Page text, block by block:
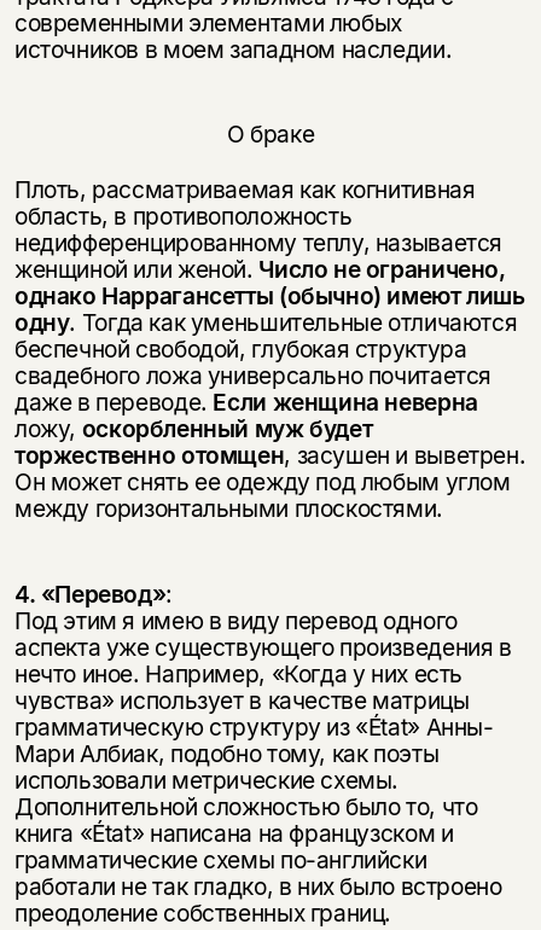
современными элементами любых
источников в моем западном наследии.
О браке
Плоть, рассматриваемая как когнитивная
область, в противоположность
недифференцированному теплу, называется
женщиной или женой. Число не ограничено,
однако Наррагансетты (обычно) имеют лишь
одну. Тогда как уменьшительные отличаются
беспечной свободой, глубокая структура
свадебного ложа универсально почитается
даже в переводе. Если женщина неверна
ложу, оскорбленный муж будет
торжественно отомщен, засушен и выветрен.
Он может снять ее одежду под любым углом
между горизонтальными плоскостями.
4. «Перевод»:
Под этим я имею в виду перевод одного
аспекта уже существующего произведения в
нечто иное. Например, «Когда у них есть
чувства» использует в качестве матрицы
грамматическую структуру из «État» Анны-
Мари Албиак, подобно тому, как поэты
использовали метрические схемы.
Дополнительной сложностью было то, что
книга «État» написана на французском и
грамматические схемы по-английски
работали не так гладко, в них было встроено
преодоление собственных границ.